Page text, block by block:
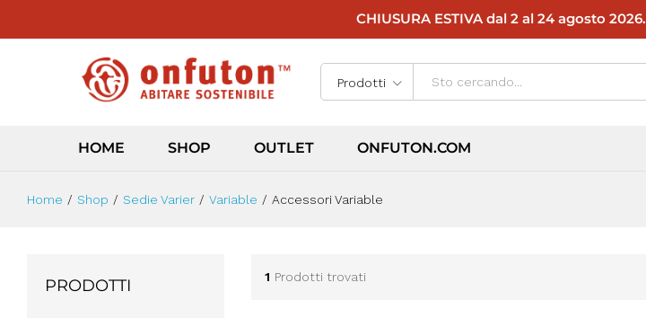
CHIUSURA ESTIVA dal 2 al 24 agosto 2026.
Prodotti
HOME SHOP OUTLET ONFUTON.COM
Home / Shop / Sedie Varier / Variable / Accessori Variable
1 Prodotti trovati
PRODOTTI